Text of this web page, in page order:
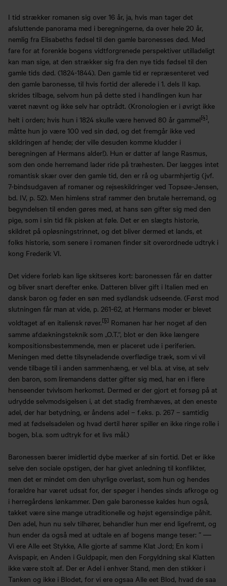
I tid strækker romanen sig over 16 år, ja, hvis man tager det
afsluttende panorama med i beregningerne, da over hele 20 år,
nemlig fra Elisabeths fødsel til den gamle baronesses død. Med
fare for at forenkle bogens vidtforgrenede perspektiver utilladeligt
kan man sige, at den strækker sig fra den nye tids fødsel til den
gamle tids død. (1824-1844). Den gamle tid er repræsenteret ved
den gamle baronesse, til hvis fortid der allerede i 1. dels II kap.
skrides tilbage, selvom hun på dette sted i handlingen kun har
været nævnt og ikke selv har optrådt. (Kronologien er i øvrigt ikke
helt i orden; hvis hun i 1824 skulle være henved 80 år gammel[4],
måtte hun jo være 100 ved sin død, og det fremgår ikke ved
skildringen af hende; der ville desuden komme kludder i
beregningen af Hermans alder!). Hun er datter af lange Rasmus,
som den onde herremand lader ride på træhesten. Der lægges intet
romantisk skær over den gamle tid, den er rå og ubarmhjertig (jvf.
7-bindsudgaven af romaner og rejseskildringer ved Topsøe-Jensen,
bd. IV, p. 52). Men himlens straf rammer den brutale herremand, og
begyndelsen til enden gøres med, at hans søn gifter sig med den
pige, som i sin tid fik pisken at føle. Det er en slægts historie,
skildret på opløsningstrinnet, og det bliver dermed et lands, et
folks historie, som senere i romanen finder sit overordnede udtryk i
kong Frederik VI.
Det videre forløb kan lige skitseres kort: baronessen får en datter
og bliver snart derefter enke. Datteren bliver gift i Italien med en
dansk baron og føder en søn med sydlandsk udseende. (Først mod
slutningen får man at vide, p. 261-62, at Hermans moder er blevet
voldtaget af en italiensk røver.[5] Romanen har her noget af den
samme afdækningsteknik som „O.T.“, blot er den ikke længere
kompositionsbestemmende, men er placeret ude i periferien.
Meningen med dette tilsyneladende overflødige træk, som vi vil
vende tilbage til i anden sammenhæng, er vel bl.a. at vise, at selv
den baron, som liremandens datter gifter sig med, har en i flere
henseender tvivlsom herkomst. Dermed er der gjort et forsøg på at
udrydde selvmodsigelsen i, at det stadig fremhæves, at den eneste
adel, der har betydning, er åndens adel – f.eks. p. 267 – samtidig
med at fødselsadelen og hvad dertil hører spiller en ikke ringe rolle i
bogen, bl.a. som udtryk for et livs mål.)
Baronessen bærer imidlertid dybe mærker af sin fortid. Det er ikke
selve den sociale opstigen, der har givet anledning til konflikter,
men det er mindet om den uhyrlige overlast, som hun og hendes
forældre har været udsat for, der spøger i hendes sinds afkroge og
i herregårdens lønkammer. Den gale baronesse kaldes hun også,
takket være sine mange utraditionelle og højst egensindige påhit.
Den adel, hun nu selv tilhører, behandler hun mer end ligefremt, og
hun ender da også med at udtale en af bogens mange teser: ” ―
Vi ere Alle eet Stykke, Alle gjorte af samme Klat Jord; En kom i
Avispapir, en Anden i Guldpapir, men den Forgyldning skal Klatten
ikke være stolt af. Der er Adel i enhver Stand, men den stikker i
Tanken og ikke i Blodet, for vi ere ogsaa Alle eet Blod, hvad de saa